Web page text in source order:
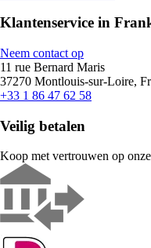
Klantenservice in
Neem contact op
11 rue Bernard Maris
37270 Montlouis-sur-Loire,
+33 1 86 47 62 58
Veilig betalen
Koop met vertrouwen op